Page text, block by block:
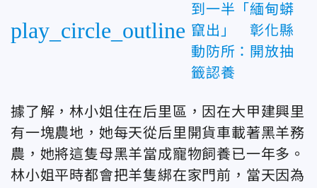
play_circle_outline
到一半「緬甸蟒
竄出」 彰化縣
動防所：開放抽
籤認養
據了解，林小姐住在后里區，因在大甲建興里
有一塊農地，她每天從后里開貨車載著黑羊務
農，她將這隻母黑羊當成寵物飼養已一年多。
林小姐平時都會把羊隻綁在家門前，當天因為